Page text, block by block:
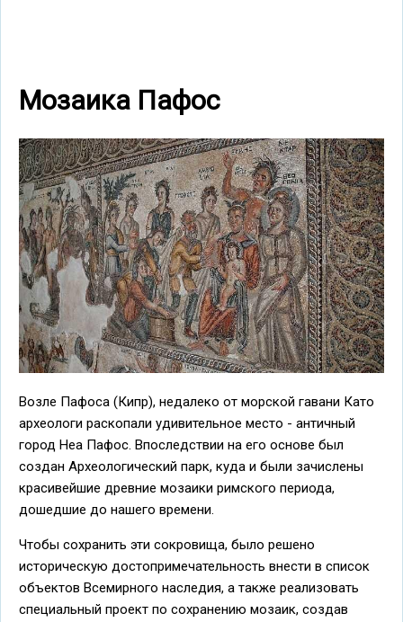
Мозаика Пафос
Возле Пафоса (Кипр), недалеко от морской гавани Като
археологи раскопали удивительное место - античный
город Неа Пафос. Впоследствии на его основе был
создан Археологический парк, куда и были зачислены
красивейшие древние мозаики римского периода,
дошедшие до нашего времени.
Чтобы сохранить эти сокровища, было решено
историческую достопримечательность внести в список
объектов Всемирного наследия, а также реализовать
специальный проект по сохранению мозаик, создав